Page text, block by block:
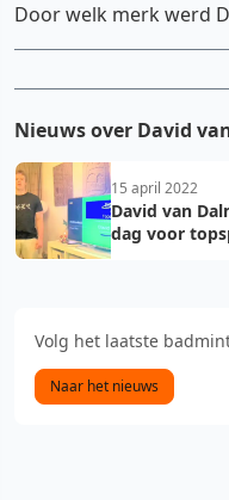
Door welk merk werd
Nieuws over David
15 april 2022
David van
dag voor
Volg het laatste
Naar het nieuws